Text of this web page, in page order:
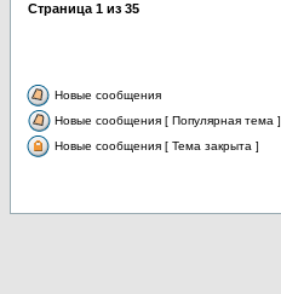
Страница 1 из 35
Новые сообщения
Новые сообщения [ Популярная тема ]
Новые сообщения [ Тема закрыта ]